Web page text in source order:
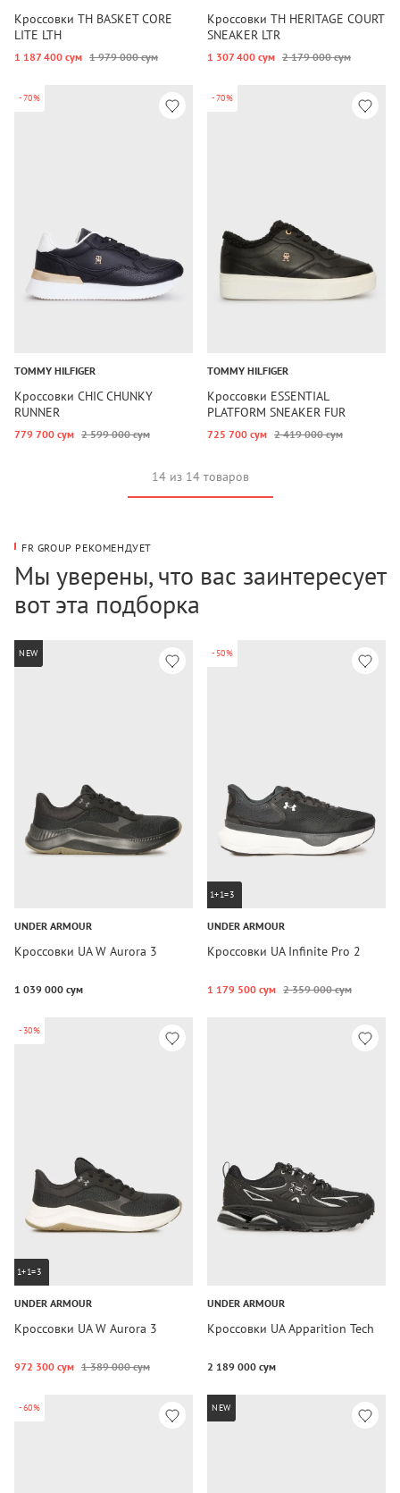
Кроссовки TH BASKET CORE
LITE LTH
1 187 400 сум 1 979 000 сум
Кроссовки TH HERITAGE COURT
SNEAKER LTR
1 307 400 сум 2 179 000 сум
-70%
TOMMY HILFIGER
Кроссовки CHIC CHUNKY
RUNNER
779 700 сум 2 599 000 сум
-70%
TOMMY HILFIGER
Кроссовки ESSENTIAL
PLATFORM SNEAKER FUR
725 700 сум 2 419 000 сум
14 из 14 товаров
FR GROUP РЕКОМЕНДУЕТ
Мы уверены, что вас заинтересует
вот эта подборка
NEW
UNDER ARMOUR
Кроссовки UA W Aurora 3
1 039 000 сум
-50%
1+1=3
UNDER ARMOUR
Кроссовки UA Infinite Pro 2
1 179 500 сум 2 359 000 сум
-30%
1+1=3
UNDER ARMOUR
Кроссовки UA W Aurora 3
972 300 сум 1 389 000 сум
UNDER ARMOUR
Кроссовки UA Apparition Tech
2 189 000 сум
-60% NEW